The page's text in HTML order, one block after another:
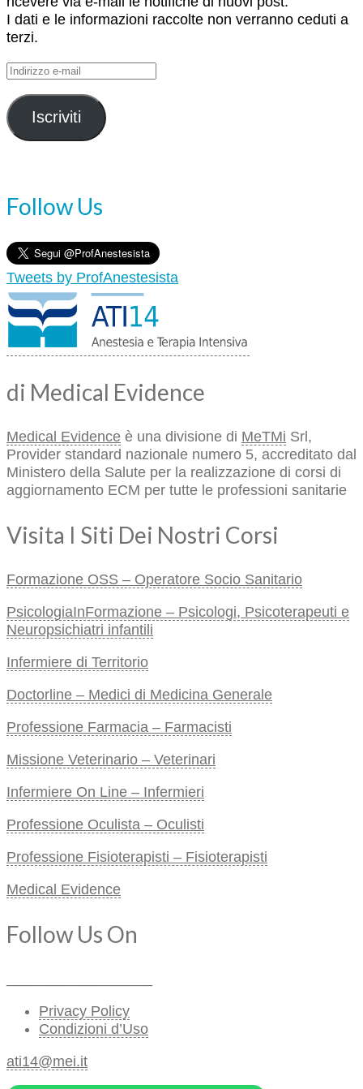
I dati e le informazioni raccolte non verranno ceduti a
terzi.
Indirizzo
mail
Iscriviti
Follow Us
Tweets by ProfAnestesista
di Medical Evidence
Medical Evidence è una divisione di MeTMi Srl,
Provider standard nazionale numero 5, accreditato dal
Ministero della Salute per la realizzazione di corsi di
aggiornamento ECM per tutte le professioni sanitarie
Visita I Siti Dei Nostri Corsi
Formazione OSS – Operatore Socio Sanitario
PsicologiaInFormazione – Psicologi, Psicoterapeuti e
Neuropsichiatri infantili
Infermiere di Territorio
Doctorline – Medici di Medicina Generale
Professione Farmacia – Farmacisti
Missione Veterinario – Veterinari
Infermiere On Line – Infermieri
Professione Oculista – Oculisti
Professione Fisioterapisti – Fisioterapisti
Medical Evidence
Follow Us On
Privacy Policy
Condizioni d’Uso
ati14@mei.it